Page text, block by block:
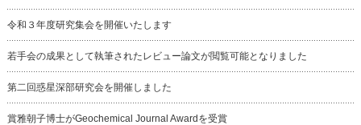
令和３年度研究集会を開催いたします
若手会の成果として執筆されたレビュー論文が閲覧可能となりました
第二回惑星深部研究会を開催しました
賞雅朝子博士がGeochemical Journal Awardを受賞